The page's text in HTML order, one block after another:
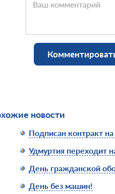
Ваш комментарий
новости
Подписан контракт
Удмуртия переходит
День гражданской
День без машин!